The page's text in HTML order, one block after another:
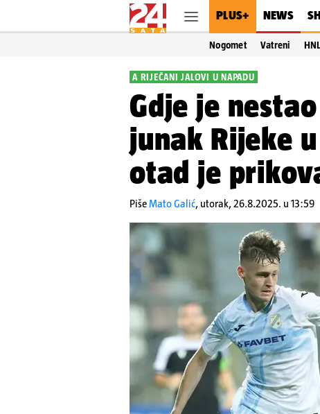
PLUS+ NEWS
Nogomet Vatreni HNL
A RIJEČANI JALOVI U NAPADU
Gdje je
junak Rijeke
otad je
PišeMato Galić, utorak, 26.8.2025. u 13:59